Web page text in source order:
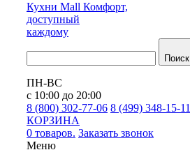
Кухни Mall Комфорт,
доступный
каждому
Поиск
ПН-ВС
с 10:00 до 20:00
8 (800) 302-77-06 8 (499) 348-15-11
КОРЗИНА
0 товаров. Заказать звонок
Меню